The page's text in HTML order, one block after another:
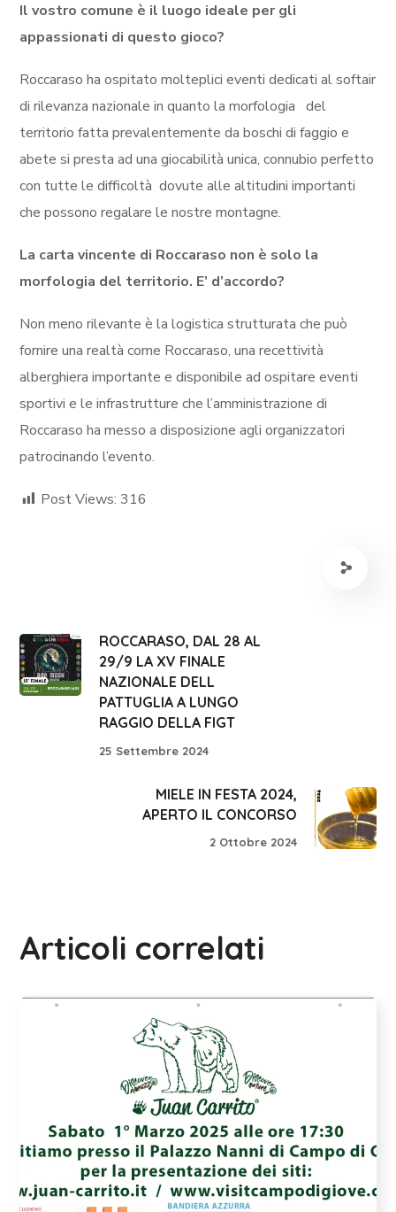
Il vostro comune è il luogo ideale per gli
appassionati di questo gioco?
Roccaraso ha ospitato molteplici eventi dedicati al softair
di rilevanza nazionale in quanto la morfologia del
territorio fatta prevalentemente da boschi di faggio e
abete si presta ad una giocabilità unica, connubio perfetto
con tutte le difficoltà dovute alle altitudini importanti
che possono regalare le nostre montagne.
La carta vincente di Roccaraso non è solo la
morfologia del territorio. E’ d’accordo?
Non meno rilevante è la logistica strutturata che può
fornire una realtà come Roccaraso, una recettività
alberghiera importante e disponibile ad ospitare eventi
sportivi e le infrastrutture che l’amministrazione di
Roccaraso ha messo a disposizione agli organizzatori
patrocinando l’evento.
Post Views: 316
ROCCARASO, DAL 28 AL
29/9 LA XV FINALE
NAZIONALE DELL
PATTUGLIA A LUNGO
RAGGIO DELLA FIGT
25 Settembre 2024
MIELE IN FESTA 2024,
APERTO IL CONCORSO
2 Ottobre 2024
Articoli correlati